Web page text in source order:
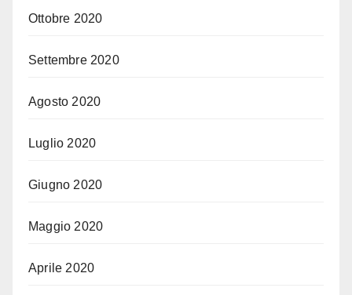
Ottobre 2020
Settembre 2020
Agosto 2020
Luglio 2020
Giugno 2020
Maggio 2020
Aprile 2020